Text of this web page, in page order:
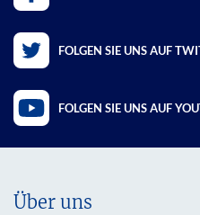
FOLGEN SIE UNS AUF
FOLGEN SIE UNS AUF
Über uns